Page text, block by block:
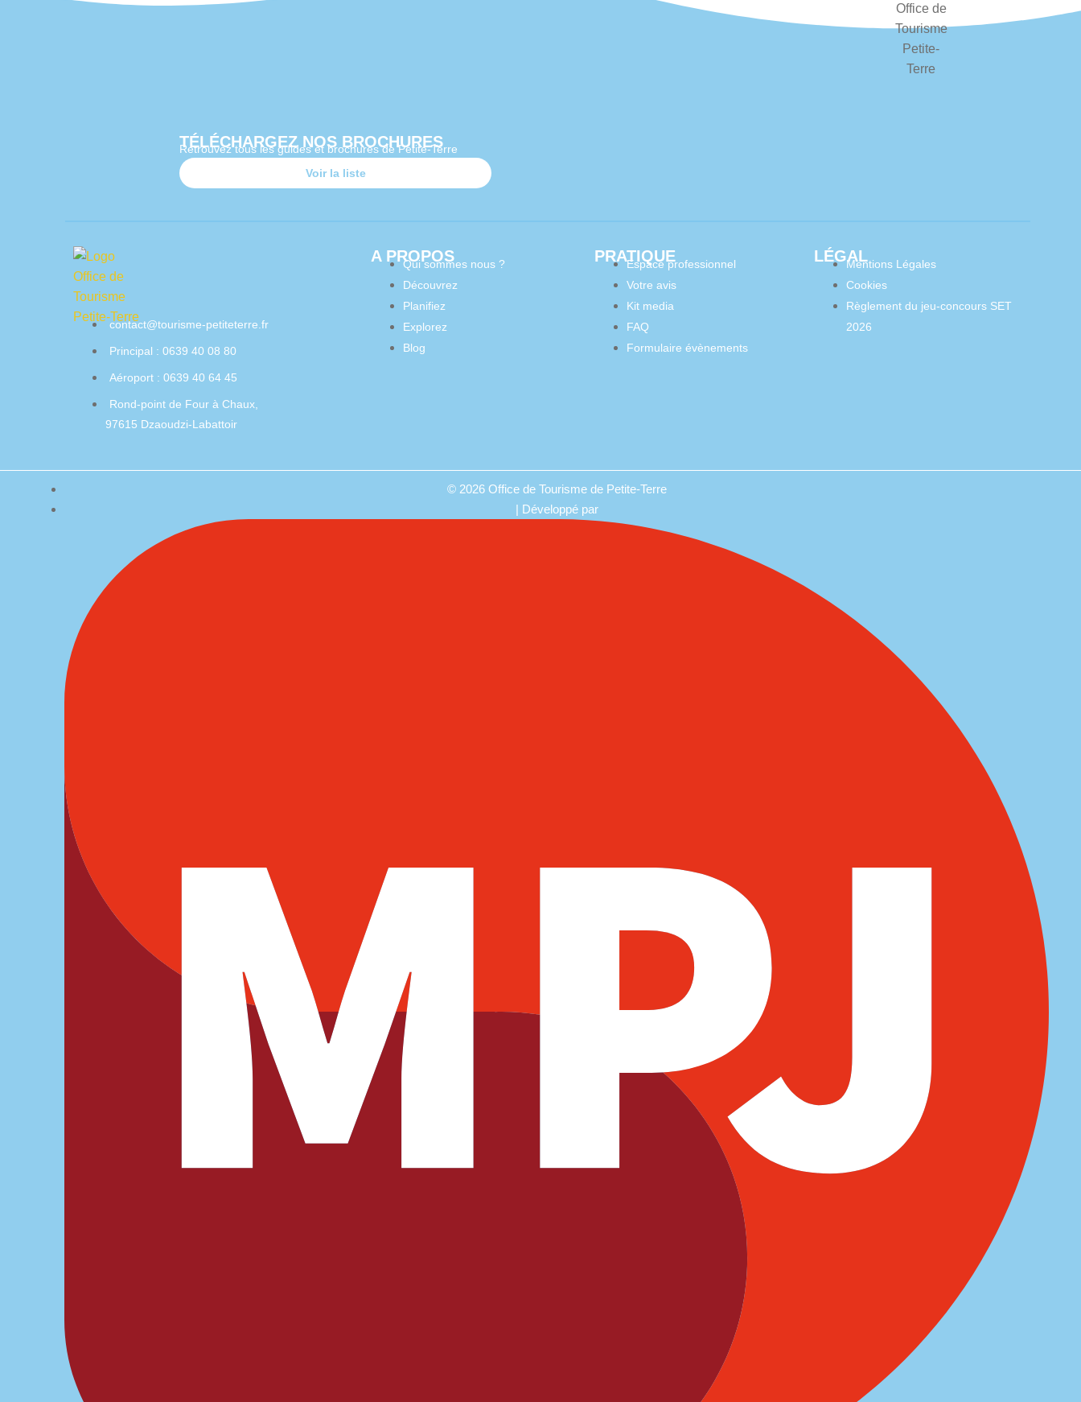
TÉLÉCHARGEZ NOS BROCHURES
Retrouvez tous les guides et brochures de Petite-Terre
Voir la liste
contact@tourisme-petiteterre.fr
Principal : 0639 40 08 80
Aéroport : 0639 40 64 45
Rond-point de Four à Chaux,
97615 Dzaoudzi-Labattoir
A PROPOS
Qui sommes nous ?
Découvrez
Planifiez
Explorez
Blog
PRATIQUE
Espace professionnel
Votre avis
Kit media
FAQ
Formulaire évènements
LÉGALMentions Légales
Cookies
Règlement du jeu-concours SET
2026
© 2026 Office de Tourisme de Petite-Terre
| Développé par